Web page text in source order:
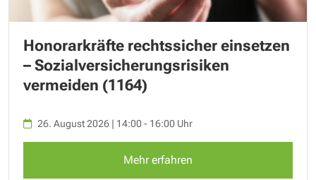
Honorarkräfte rechtssicher einsetzen
– Sozialversicherungsrisiken
vermeiden (1164)
26. August 2026 | 14:00 - 16:00 Uhr
Mehr erfahren